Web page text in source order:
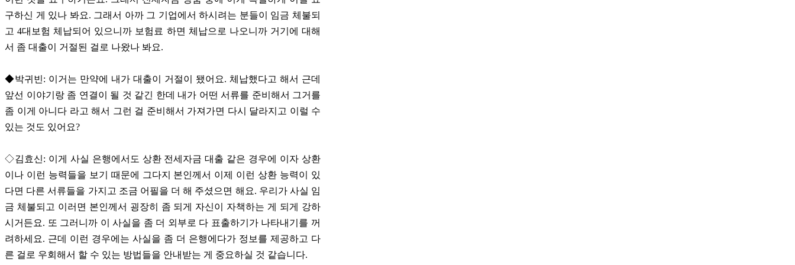
구하신 게 있나 봐요. 그래서 아까 그 기업에서 하시려는 분들이 임금 체불되
고 4대보험 체납되어 있으니까 보험료 하면 체납으로 나오니까 거기에 대해
서 좀 대출이 거절된 걸로 나왔나 봐요.
◆박귀빈: 이거는 만약에 내가 대출이 거절이 됐어요. 체납했다고 해서 근데
앞선 이야기랑 좀 연결이 될 것 같긴 한데 내가 어떤 서류를 준비해서 그거를
좀 이게 아니다 라고 해서 그런 걸 준비해서 가져가면 다시 달라지고 이럴 수
있는 것도 있어요?
◇김효신: 이게 사실 은행에서도 상환 전세자금 대출 같은 경우에 이자 상환
이나 이런 능력들을 보기 때문에 그다지 본인께서 이제 이런 상환 능력이 있
다면 다른 서류들을 가지고 조금 어필을 더 해 주셨으면 해요. 우리가 사실 임
금 체불되고 이러면 본인께서 굉장히 좀 되게 자신이 자책하는 게 되게 강하
시거든요. 또 그러니까 이 사실을 좀 더 외부로 다 표출하기가 나타내기를 꺼
려하세요. 근데 이런 경우에는 사실을 좀 더 은행에다가 정보를 제공하고 다
른 걸로 우회해서 할 수 있는 방법들을 안내받는 게 중요하실 것 같습니다.